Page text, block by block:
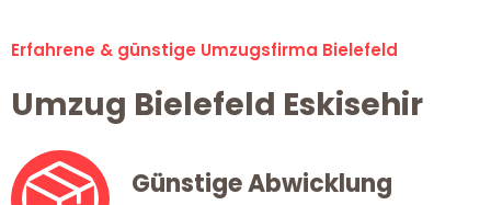
Erfahrene & günstige Umzugsfirma Bielefeld
Umzug Bielefeld Eskisehir
Günstige Abwicklung